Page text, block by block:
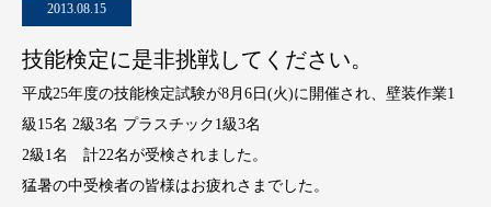
2013.08.15
技能検定に是非挑戦してください。
平成25年度の技能検定試験が8月6日(火)に開催され、壁装作業1
級15名 2級3名 プラスチック1級3名
2級1名 計22名が受検されました。
猛暑の中受検者の皆様はお疲れさまでした。